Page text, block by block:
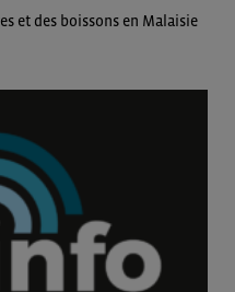
et des boissons en Malaisie